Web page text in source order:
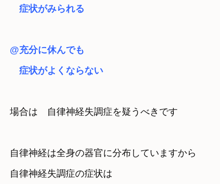
症状がみられる
@充分に休んでも
症状がよくならない
場合は　自律神経失調症を疑うべきです
自律神経は全身の器官に分布していますから
自律神経失調症の症状は